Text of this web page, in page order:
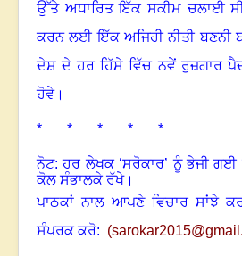
ਉੱਤੇ ਅਧਾਰਿਤ ਇੱਕ ਸਕੀਮ ਚਲਾਈ
ਕਰਨ ਲਈ ਇੱਕ ਅਜਿਹੀ ਨੀਤੀ ਬਣਨੀ
ਦੇਸ਼ ਦੇ ਹਰ ਹਿੱਸੇ ਵਿੱਚ ਨਵੇਂ ਰੁਜ਼ਗਾਰ
ਹੋਵੇ।
* * * * *
ਨੋਟ: ਹਰ ਲੇਖਕ ‘ਸਰੋਕਾਰ’ ਨੂੰ ਭੇਜੀ ਗਈ
ਕੋਲ ਸੰਭਾਲਕੇ ਰੱਖੇ।
ਪਾਠਕਾਂ ਨਾਲ ਆਪਣੇ ਵਿਚਾਰ ਸਾਂਝੇ
ਸੰਪਰਕ ਕਰੋ: (